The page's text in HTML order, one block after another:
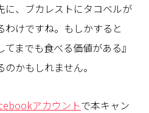
に、ブカレストにタコベルが
けですね。もしかすると
てまでも食べる価値がある』
かもしれません。
アカウントで本キャン